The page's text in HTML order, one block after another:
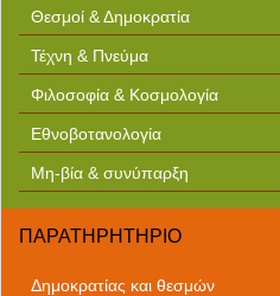
Θεσμοί & Δημοκρατία
Τέχνη & Πνεύμα
Φιλοσοφία & Κοσμολογία
Εθνοβοτανολογία
Μη-βία & συνύπαρξη
ΠΑΡΑΤΗΡΗΤΗΡΙΟ
Δημοκρατίας και θεσμών